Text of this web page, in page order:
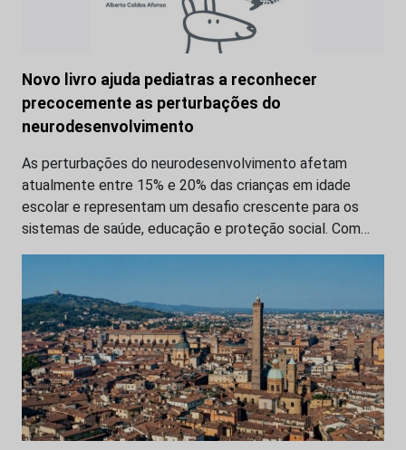
Novo livro ajuda pediatras a reconhecer
precocemente as perturbações do
neurodesenvolvimento
As perturbações do neurodesenvolvimento afetam
atualmente entre 15% e 20% das crianças em idade
escolar e representam um desafio crescente para os
sistemas de saúde, educação e proteção social. Com…